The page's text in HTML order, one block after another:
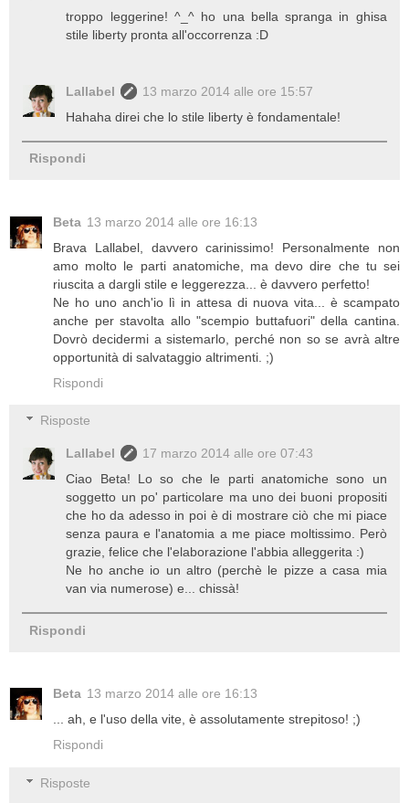
troppo leggerine! ^_^ ho una bella spranga in ghisa
stile liberty pronta all'occorrenza :D
Lallabel
13 marzo 2014 alle ore 15:57
Hahaha direi che lo stile liberty è fondamentale!
Rispondi
Beta 13 marzo 2014 alle ore 16:13
Brava Lallabel, davvero carinissimo! Personalmente non
amo molto le parti anatomiche, ma devo dire che tu sei
riuscita a dargli stile e leggerezza... è davvero perfetto!
Ne ho uno anch'io lì in attesa di nuova vita... è scampato
anche per stavolta allo "scempio buttafuori" della cantina.
Dovrò decidermi a sistemarlo, perché non so se avrà altre
opportunità di salvataggio altrimenti. ;)
Rispondi
Risposte
Lallabel
17 marzo 2014 alle ore 07:43
Ciao Beta! Lo so che le parti anatomiche sono un
soggetto un po' particolare ma uno dei buoni propositi
che ho da adesso in poi è di mostrare ciò che mi piace
senza paura e l'anatomia a me piace moltissimo. Però
grazie, felice che l'elaborazione l'abbia alleggerita :)
Ne ho anche io un altro (perchè le pizze a casa mia
van via numerose) e... chissà!
Rispondi
Beta 13 marzo 2014 alle ore 16:13
... ah, e l'uso della vite, è assolutamente strepitoso! ;)
Rispondi
Risposte